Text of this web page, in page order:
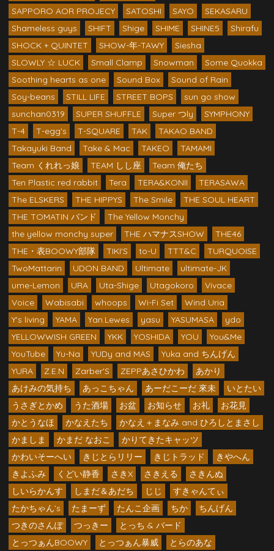
SAPPORO AOR PROJECY
SATOSHI SAYO
SEKASARU
Shameless guys
SHIFT Shige SHIME SHINE5
Shirafu
SHOCK + QUINTET
SHOW-年-TAWY
Siesha
SLOWLY ☆ LUCK
Small Clamp Snowman
Some Quokka
Soothing hearts as one
Sound Box
Sound of Rain
Soy-beans
STILL LIFE STREET BOPS
sun go show
sunchan0319
SUPER SHUFFLE Super つly
SYMPHONY
T-4
T-egg's T-SQUARE TAK
TAKAO BAND
Takayuki Band
Take & Mac TAKEO
TAMAMI
Team くれれっ娘
TEAM しし座
Team 俺たち
Ten Plastic red rabbit
Tera TERA&KONII
TERASAWA
The ELSKERS
THE HIPPYS The Smile
THE SOUL HEART
THE TOMATIN バンド
The Yellow Monchy
the yellow monchy super
THE ハマナスSHOW
THE46
THE・表BOOWY部隊
TIKI'S to-U TTT&C
TURQUOISE
TwoMattarin
UDON BAND Ultimate
ultimate-JK
ume-Lemon
URA Uta-Shige Utagokoro
Vivace
Voice
Wabisabi whoops Wi-Fi Set
Wind Uria
Y's living
YAMA Yan.Lewes yasu YASUMASA
ydo
YELLOWWISH GREEN
YKK YOSHIDA YOU
You&Me
YouTube
Yu-Na YUDy and MAS
Yuka and ちんげん
YURA
Z.E.N Zarber'S ZEPPあさひかわ
あかり
あけみの気持ち
あっこちゃん あーだこーだ 來未
いとたい
うさぎとかめ
うた酒場 お盆 お知らせ お礼
お花見
かとうなほ
かなえたち
かなえ＋まなみ and ひろしとまさし
かましま
かまだ なおこ
かりてきたキャッツ
かわいそーへい
きじとらリリー きじトラッド
きやへん
きよふみ
くどい静香 さきX さきえる
さきんぬ
しいらかんす
しまだ＆あだち じじ
すきゃんてぃ
たかちゃん’s
たまーず たんこ企画 ちか
ちんげん
つきのさんぽ
つっきー
とっち & バード
とっつぁんBOOWY
とっつぁん暴威 とらのあな